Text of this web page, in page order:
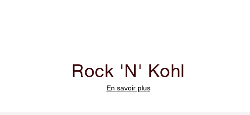
Rock 'N' Kohl
En savoir plus